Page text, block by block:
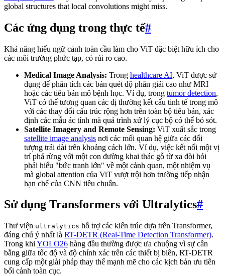
global structures that local convolutions might miss.
Các ứng dụng trong thực tế#
Khả năng hiểu ngữ cảnh toàn cầu làm cho ViT đặc biệt hữu ích cho
các môi trường phức tạp, có rủi ro cao.
Medical Image Analysis: Trong healthcare AI, ViT được sử
dụng để phân tích các bản quét độ phân giải cao như MRI
hoặc các tiêu bản mô bệnh học. Ví dụ, trong tumor detection,
ViT có thể tương quan các dị thường kết cấu tinh tế trong mô
với các thay đổi cấu trúc rộng hơn trên toàn bộ tiêu bản, xác
định các mẫu ác tính mà quá trình xử lý cục bộ có thể bỏ sót.
Satellite Imagery and Remote Sensing: ViT xuất sắc trong
satellite image analysis nơi các mối quan hệ giữa các đối
tượng trải dài trên khoảng cách lớn. Ví dụ, việc kết nối một vị
trí phá rừng với một con đường khai thác gỗ từ xa đòi hỏi
phải hiểu "bức tranh lớn" về một cảnh quan, một nhiệm vụ
mà global attention của ViT vượt trội hơn trường tiếp nhận
hạn chế của CNN tiêu chuẩn.
Sử dụng Transformers với Ultralytics#
Thư viện ultralytics hỗ trợ các kiến trúc dựa trên Transformer,
đáng chú ý nhất là RT-DETR (Real-Time Detection Transformer).
Trong khi YOLO26 hàng đầu thường được ưa chuộng vì sự cân
bằng giữa tốc độ và độ chính xác trên các thiết bị biên, RT-DETR
cung cấp một giải pháp thay thế mạnh mẽ cho các kịch bản ưu tiên
bối cảnh toàn cục.